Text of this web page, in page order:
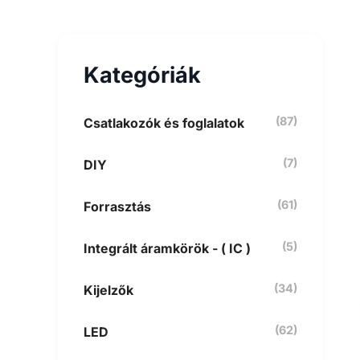
a
k
v
k
ő
e
Kategóriák
Csatlakozók és foglalatok (87)
DIY (7)
Forrasztás (61)
Integrált áramkörök - ( IC ) (5)
Kijelzők (34)
LED (62)